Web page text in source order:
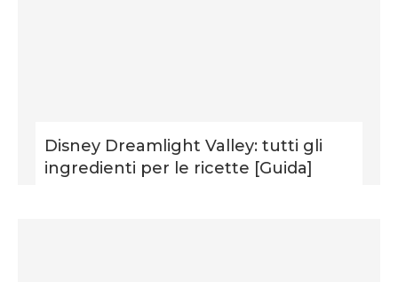
Disney Dreamlight Valley: tutti gli
ingredienti per le ricette [Guida]